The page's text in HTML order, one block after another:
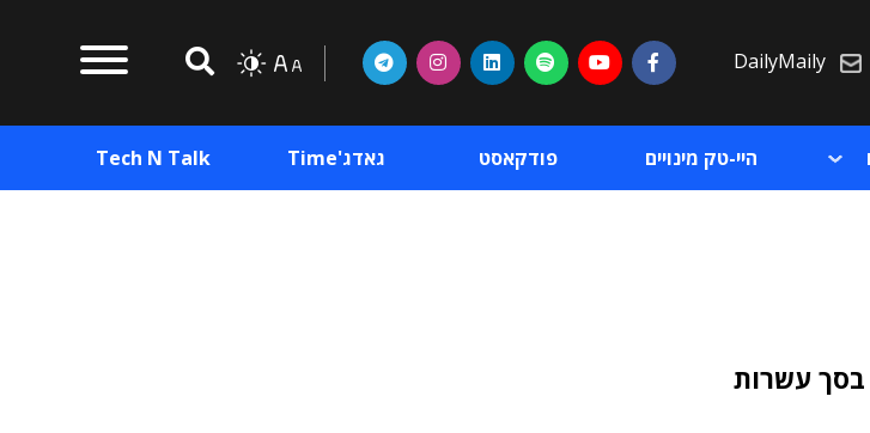
DailyMaily
היי-טק מינויים פודקאסט גאדג'Time Tech N Talk
בסך עשרות